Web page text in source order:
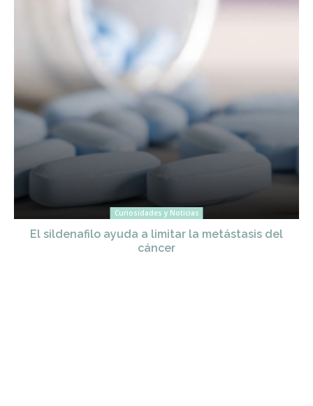
Curiosidades y Noticias
El sildenafilo ayuda a limitar la metástasis del
cáncer